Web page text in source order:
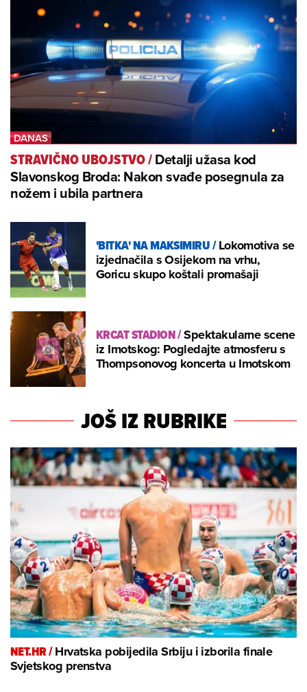
STRAVIČNO UBOJSTVO/Detalji užasa kod
Slavonskog Broda: Nakon svađe posegnula za
nožem i ubila partnera
'BITKA' NA MAKSIMIRU/Lokomotiva se
izjednačila s Osijekom na vrhu,
Goricu skupo koštali promašaji
KRCAT STADION/Spektakularne scene
iz Imotskog: Pogledajte atmosferu s
Thompsonovog koncerta u Imotskom
JOŠ IZ RUBRIKE
NET.HR /Hrvatska pobijedila Srbiju i izborila finale
Svjetskog prenstva